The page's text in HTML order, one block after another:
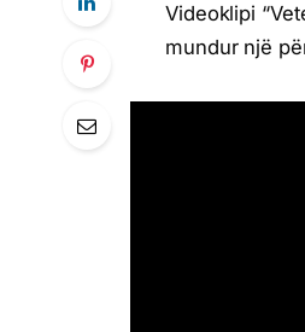
Videoklipi
mundur një